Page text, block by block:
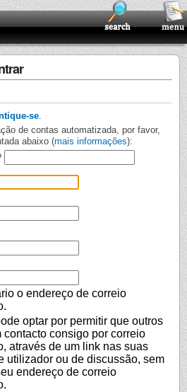
se
de contas automatizada, por favor,
abaixo (mais informações):
o endereço de correio
optar por permitir que outros
contacto consigo por correio
através de um link nas suas
utilizador ou de discussão, sem
endereço de correio